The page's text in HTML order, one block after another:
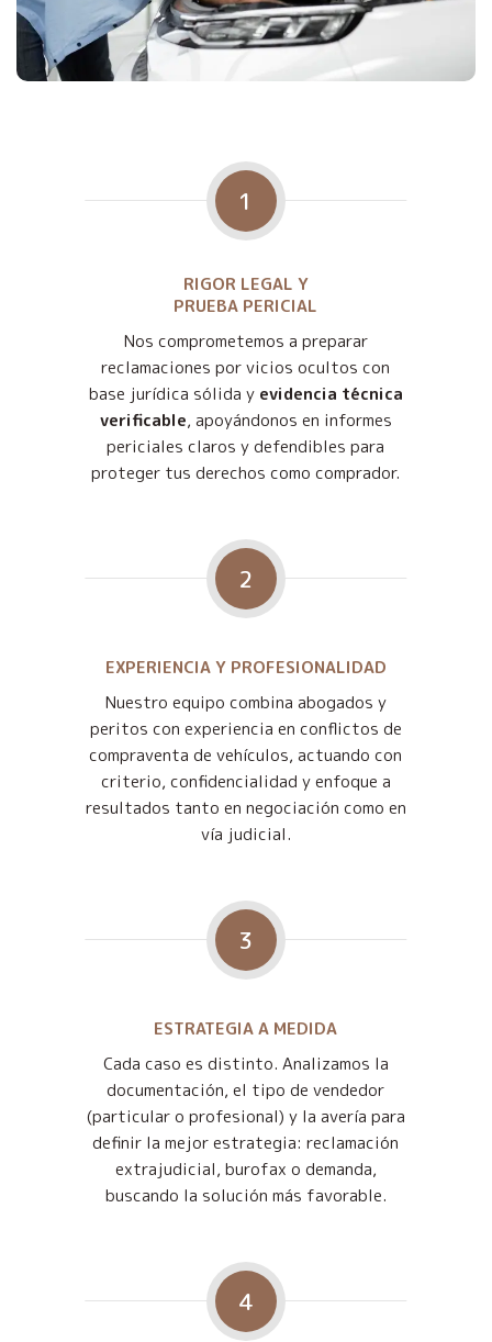
1
RIGOR LEGAL Y
PRUEBA PERICIAL
Nos comprometemos a preparar
reclamaciones por vicios ocultos con
base jurídica sólida y evidencia técnica
verificable, apoyándonos en informes
periciales claros y defendibles para
proteger tus derechos como comprador.
2
EXPERIENCIA Y PROFESIONALIDAD
Nuestro equipo combina abogados y
peritos con experiencia en conflictos de
compraventa de vehículos, actuando con
criterio, confidencialidad y enfoque a
resultados tanto en negociación como en
vía judicial.
3
ESTRATEGIA A MEDIDA
Cada caso es distinto. Analizamos la
documentación, el tipo de vendedor
(particular o profesional) y la avería para
definir la mejor estrategia: reclamación
extrajudicial, burofax o demanda,
buscando la solución más favorable.
4